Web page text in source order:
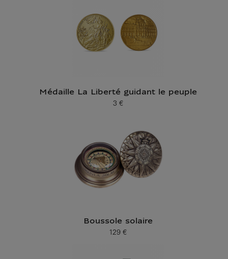
Médaille La Liberté guidant le peuple
Prix ​​actuel
3 €
Boussole solaire
Prix ​​actuel
129 €